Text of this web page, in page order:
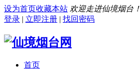
设为首页收藏本站 欢迎走进仙境烟台！
登录 | 立即注册 | 找回密码
首页